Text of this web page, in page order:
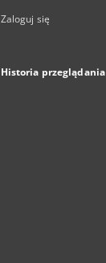
Zaloguj się
Historia przeglądania